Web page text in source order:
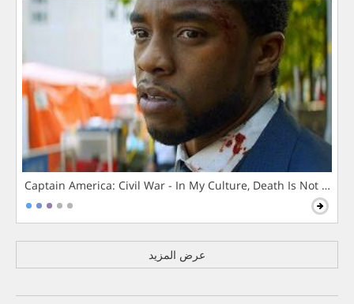
Captain America: Civil War - In My Culture, Death Is Not The
عرض المزيد